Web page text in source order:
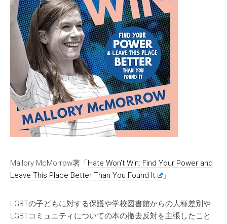
Mallory McMorrow著「Hate Won’t Win: Find Your Power and
Leave This Place Better Than You Found It
」
LGBTの子どもに対する保護や学校図書館からの人種差別や
LGBTコミュニティについての本の撤去反対を主張したこと